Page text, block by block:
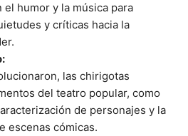
el humor y la música para
y críticas hacia la
las chirigotas
del teatro popular, como
de personajes y la
escenas cómicas.